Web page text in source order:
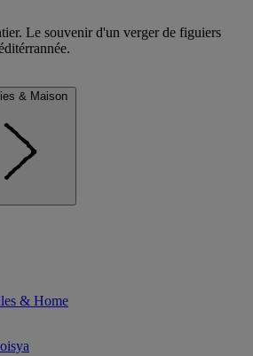
Le souvenir d'un verger de figuiers
& Maison
& Home